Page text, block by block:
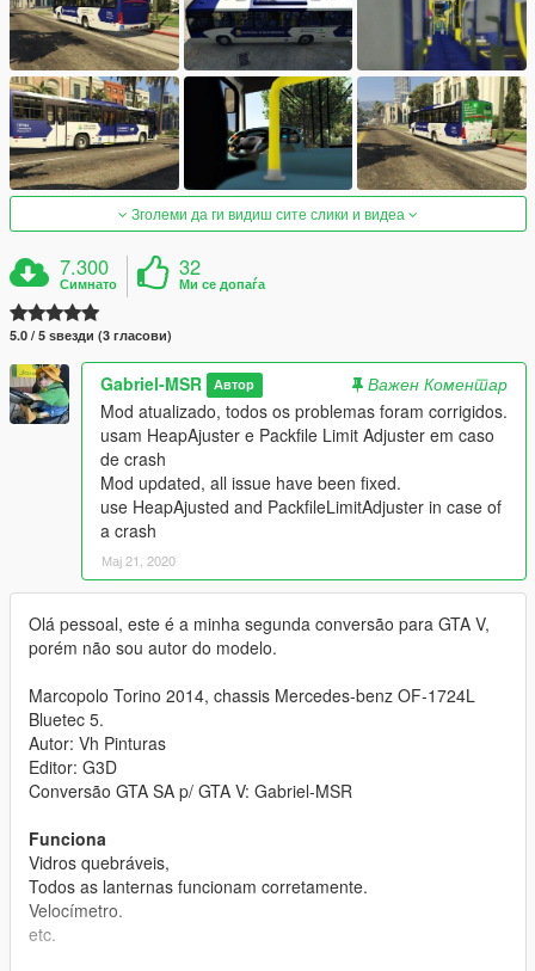
Зголеми да ги видиш сите слики и видеа
7.300
Симнато
32
Ми се допаѓа
5.0 / 5 ѕвезди (3 гласови)
Gabriel-MSR Автор
Важен Коментар
Mod atualizado, todos os problemas foram corrigidos.
usam HeapAjuster e Packfile Limit Adjuster em caso
de crash
Mod updated, all issue have been fixed.
use HeapAjusted and PackfileLimitAdjuster in case of
a crash
Мај 21, 2020
Olá pessoal, este é a minha segunda conversão para GTA V,
porém não sou autor do modelo.
Marcopolo Torino 2014, chassis Mercedes-benz OF-1724L
Bluetec 5.
Autor: Vh Pinturas
Editor: G3D
Conversão GTA SA p/ GTA V: Gabriel-MSR
Funciona
Vidros quebráveis,
Todos as lanternas funcionam corretamente.
Velocímetro.
etc.